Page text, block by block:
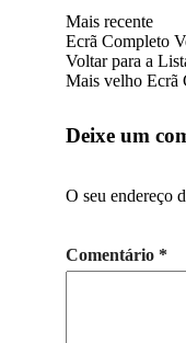
Mais recente
Ecrã Completo
Voltar para a
Mais velho Ecrã
Deixe um
O seu endereço
Comentário *